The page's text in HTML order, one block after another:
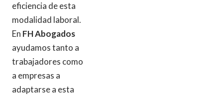
eficiencia de esta
modalidad laboral.
En FH Abogados
ayudamos tanto a
trabajadores como
a empresas a
adaptarse a esta